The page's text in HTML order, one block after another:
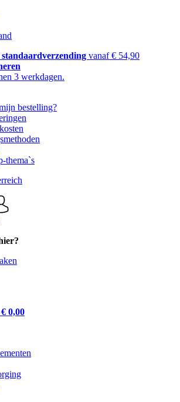
vanaf € 54,90
3 werkdagen.
bestelling?
thema`s
€ 0,00